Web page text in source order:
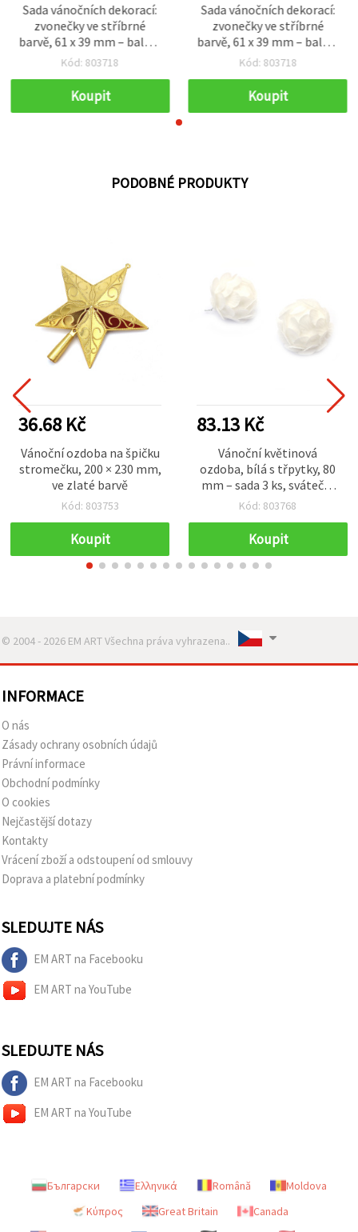
Sada vánočních dekorací:
zvonečky ve stříbrné
barvě, 61 x 39 mm – balení
10 ks
Kód: 803718
Koupit
Sada vánočních dekorací:
zvonečky ve stříbrné
barvě, 61 x 39 mm – balení
10 ks
Kód: 803718
Koupit
PODOBNÉ PRODUKTY
36.68 Kč
Vánoční ozdoba na špičku
stromečku, 200 × 230 mm,
ve zlaté barvě
Kód: 803753
Koupit
83.13 Kč
Vánoční květinová
ozdoba, bílá s třpytky, 80
mm – sada 3 ks, sváteční
dekorace na stůl /
Kód: 803768
Koupit
© 2004 - 2026 EM ART Všechna práva vyhrazena..
INFORMACE
O nás
Zásady ochrany osobních údajů
Právní informace
Obchodní podmínky
O cookies
Nejčastější dotazy
Kontakty
Vrácení zboží a odstoupení od smlouvy
Doprava a platební podmínky
SLEDUJTE NÁS
EM ART na Facebooku
EM ART na YouTube
SLEDUJTE NÁS
EM ART na Facebooku
EM ART na YouTube
Български Ελληνικά Română
Moldova
Κύπρος
Great Britain
Canada